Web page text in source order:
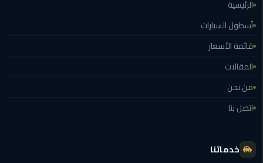
اون
لاين
ليموزين
الشروق
ليموزين
ليموزين
الرئيسية
أسطول السيارات
قائمة الأسعار
المقالات
من نحن
اتصل بنا
خدماتنا